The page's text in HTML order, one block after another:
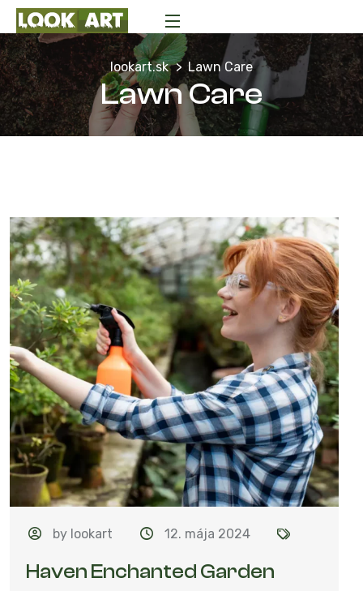
lookart.sk Lawn Care
Lawn Care
by lookart 12. mája 2024
Haven Enchanted Garden